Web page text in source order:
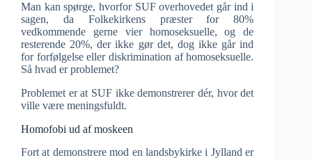
Man kan spørge, hvorfor SUF overhovedet går ind i
sagen, da Folkekirkens præster for 80%
vedkommende gerne vier homoseksuelle, og de
resterende 20%, der ikke gør det, dog ikke går ind
for forfølgelse eller diskrimination af homoseksuelle.
Så hvad er problemet?
Problemet er at SUF ikke demonstrerer dér, hvor det
ville være meningsfuldt.
Homofobi ud af moskeen
Fort at demonstrere mod en landsbykirke i Jylland er